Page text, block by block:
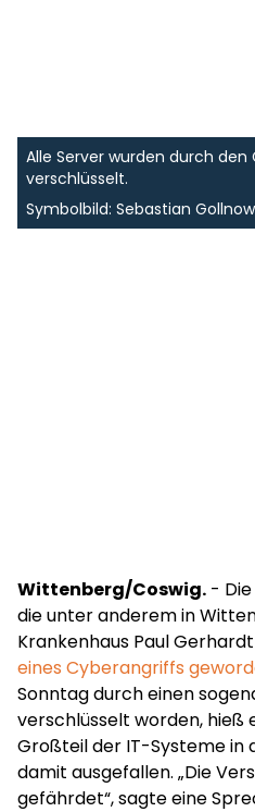
Alle Server wurden durch
verschlüsselt.
Symbolbild: Sebastian
Wittenberg/Coswig. -
die unter anderem in
Krankenhaus Paul
eines Cyberangriffs
Sonntag durch einen
verschlüsselt worden, hieß
Großteil der IT-Systeme in
damit ausgefallen. „Die
gefährdet“, sagte eine